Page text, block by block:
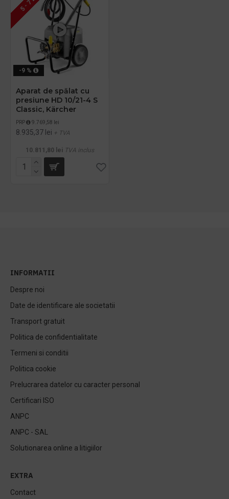
-9 %
Aparat de spălat cu
presiune HD 10/21-4 S
Classic, Kärcher
PRP 9.769,58 lei
8.935,37 lei + TVA
10.811,80 lei TVA inclus
INFORMATII
Despre noi
Date de identificare ale societatii
Transport gratuit
Politica de confidentialitate
Termeni si conditii
Politica cookie
Prelucrarea datelor cu caracter personal
Certificari ISO
ANPC
ANPC - SAL
Solutionarea online a litigiilor
EXTRA
Contact